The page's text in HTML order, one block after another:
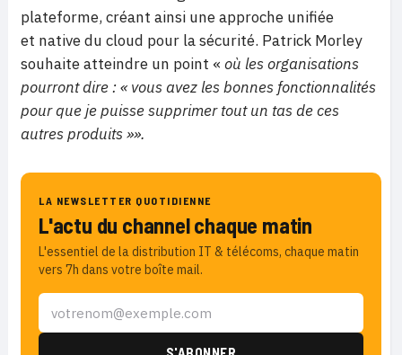
plateforme, créant ainsi une approche unifiée
et native du cloud pour la sécurité. Patrick Morley
souhaite atteindre un point « où les organisations
pourront dire : « vous avez les bonnes fonctionnalités
pour que je puisse supprimer tout un tas de ces
autres produits »».
LA NEWSLETTER QUOTIDIENNE
L'actu du channel chaque matin
L'essentiel de la distribution IT & télécoms, chaque matin
vers 7h dans votre boîte mail.